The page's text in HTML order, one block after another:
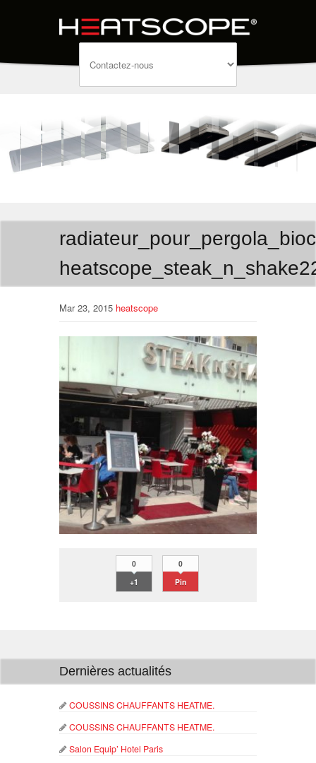
Mar 23, 2015 heatscope
0
+1
0
Pin
Dernières actualités
COUSSINS CHAUFFANTS HEATME.
COUSSINS CHAUFFANTS HEATME.
Salon Equip’ Hotel Paris